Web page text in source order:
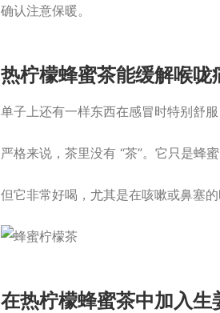
确认注意保暖。
热柠檬蜂蜜茶能缓解喉咙
单子上还有一样东西在感冒时特别舒
严格来说，茶里没有 “茶”。它只是蜂
但它非常好喝，尤其是在咳嗽或鼻塞
在热柠檬蜂蜜茶中加入生